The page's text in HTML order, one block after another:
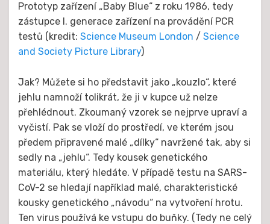
Prototyp zařízení „Baby Blue“ z roku 1986, tedy
zástupce I. generace zařízení na provádění PCR
testů (kredit: Science Museum London / Science
and Society Picture Library)
Jak? Můžete si ho představit jako „kouzlo“, které
jehlu namnoží tolikrát, že ji v kupce už nelze
přehlédnout. Zkoumaný vzorek se nejprve upraví a
vyčistí. Pak se vloží do prostředí, ve kterém jsou
předem připravené malé „dílky“ navržené tak, aby si
sedly na „jehlu“. Tedy kousek genetického
materiálu, který hledáte. V případě testu na SARS-
CoV-2 se hledají například malé, charakteristické
kousky genetického „návodu“ na vytvoření hrotu.
Ten virus používá ke vstupu do buňky. (Tedy ne celý